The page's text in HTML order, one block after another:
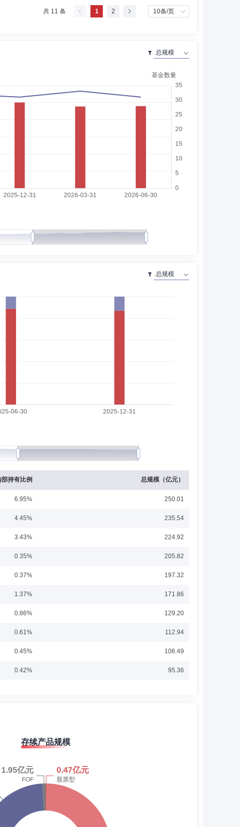
事长秘书、开发区第一大街营业部副总经理、合规总部经
公司负责人。2019年10月任公司第二届董事会董事、高级管
。现任南开大学金融学院教授、博士生导师，应用金融系主
独立董事。
2010年2月任天津泓毅律师事务所合伙人、执业律师。2010
会计师事务所、天津中大会计师事务所、天津冶金集团中
任天津亮途永明企业管理咨询有限公司总经理，2021年12月
理、资产管理总部产品设计部经理职务。2016年8月至2018
后任渤海证券苏州景德路证券营业部交易部经理、营销部经
月至2022年3月就职于上海金元百利资产管理有限公司，担
年4月担任公募权益部总经理兼公募权益部量化投资团队负责
理；2021年3月23日起至今任渤海汇金新动能主题混合型证
证券资产管理有限公司，担任证券投资部总经理、投资经
，负责公募产品投资管理相关工作。
共 11 条 1 2
持有比例 总规模（亿元）
6.95% 250.01
4.45% 235.54
3.43% 224.92
0.35% 205.82
0.37% 197.32
1.37% 171.86
0.86% 129.20
0.61% 112.94
0.45% 106.49
0.42% 95.36
19.36%
9.78%
8.13%
存续产品规模